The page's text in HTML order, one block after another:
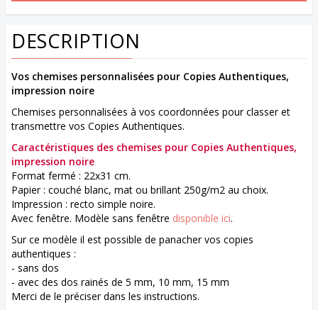
DESCRIPTION
Vos chemises personnalisées pour Copies Authentiques,
impression noire
Chemises personnalisées à vos coordonnées pour classer et
transmettre vos Copies Authentiques.
Caractéristiques des chemises pour Copies Authentiques,
impression noire
Format fermé : 22x31 cm.
Papier : couché blanc, mat ou brillant 250g/m2 au choix.
Impression : recto simple noire.
Avec fenêtre. Modèle sans fenêtre disponible ici.
Sur ce modèle il est possible de panacher vos copies
authentiques :
- sans dos
- avec des dos rainés de 5 mm, 10 mm, 15 mm
Merci de le préciser dans les instructions.